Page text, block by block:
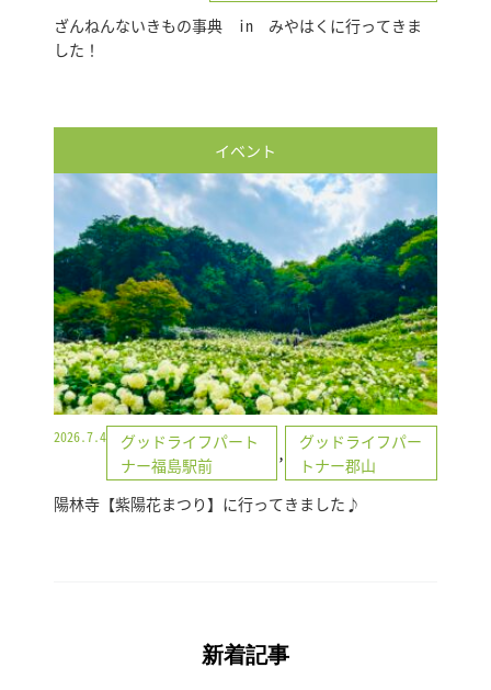
ざんねんないきもの事典 in みやはくに行ってきま
した！
イベント
2026.7.4
グッドライフパート
ナー福島駅前
,
グッドライフパー
トナー郡山
陽林寺【紫陽花まつり】に行ってきました♪
新着記事